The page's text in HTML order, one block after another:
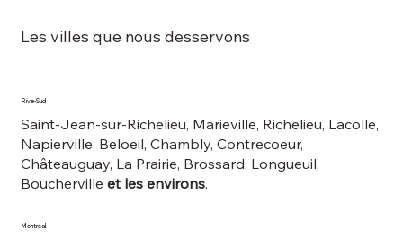
Les villes que nous desservons
Rive-Sud
Saint-Jean-sur-Richelieu, Marieville, Richelieu, Lacolle,
Napierville, Beloeil, Chambly, Contrecoeur,
Châteauguay, La Prairie, Brossard, Longueuil,
Boucherville et les environs.
Montréal